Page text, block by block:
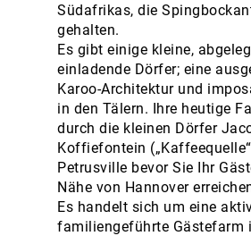
Südafrikas, die
gehalten.
Es gibt einige kleine,
einladende Dörfer; eine
Karoo-Architektur und
in den Tälern. Ihre heutige
durch die kleinen Dörfer
Koffiefontein
Petrusville bevor Sie Ihr
Nähe von Hannover
Es handelt sich um eine
familiengeführte Gästefarm